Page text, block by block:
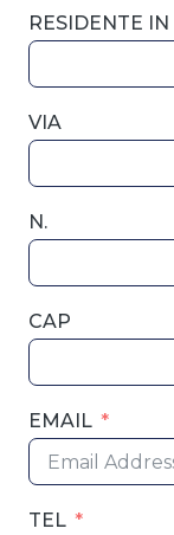
RESIDENTE IN
VIA
N.
CAP
EMAIL
TEL